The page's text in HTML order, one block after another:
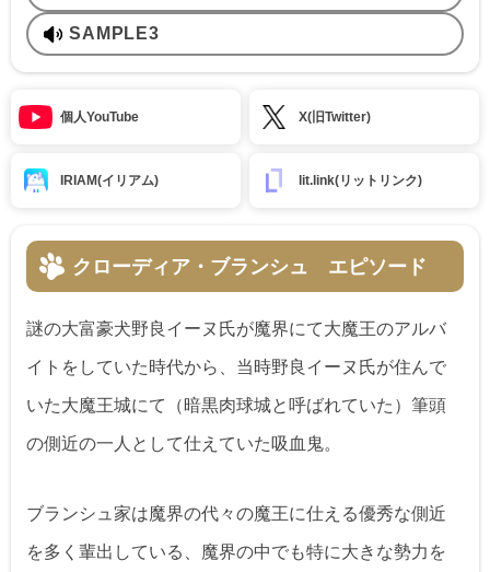
SAMPLE3
個人YouTube X(旧Twitter)
IRIAM(イリアム) lit.link(リットリンク)
クローディア・ブランシュ エピソード
謎の大富豪犬野良イーヌ氏が魔界にて大魔王のアルバ
イトをしていた時代から、当時野良イーヌ氏が住んで
いた大魔王城にて（暗黒肉球城と呼ばれていた）筆頭
の側近の一人として仕えていた吸血鬼。
ブランシュ家は魔界の代々の魔王に仕える優秀な側近
を多く輩出している、魔界の中でも特に大きな勢力を